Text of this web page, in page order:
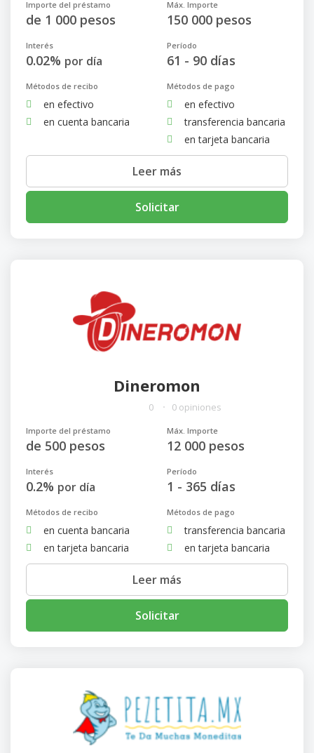
Importe del préstamo
de 1 000 pesos
Máx. Importe
150 000 pesos
Interés
0.02% por día
Período
61 - 90 días
Métodos de recibo
en efectivo
en cuenta bancaria
Métodos de pago
en efectivo
transferencia bancaria
en tarjeta bancaria
Leer más
Solicitar
Dineromon
0 0 opiniones
Importe del préstamo
de 500 pesos
Máx. Importe
12 000 pesos
Interés
0.2% por día
Período
1 - 365 días
Métodos de recibo
en cuenta bancaria
en tarjeta bancaria
Métodos de pago
transferencia bancaria
en tarjeta bancaria
Leer más
Solicitar